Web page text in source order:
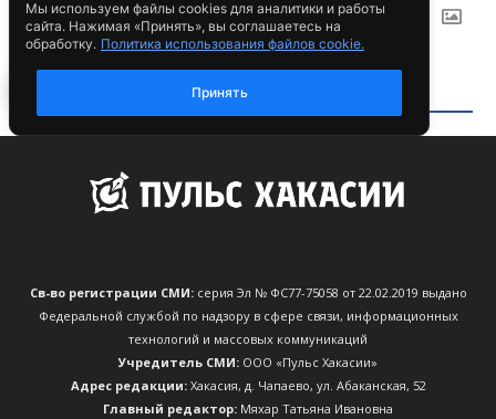
Св-во регистрации СМИ:серия Эл № ФС77-75058 от 22.02.2019 выдано
Федеральной службой по надзору в сфере связи, информационных
технологий и массовых коммуникаций
Учредитель СМИ: ООО «Пульс Хакасии»
Адрес редакции:Хакасия, д. Чапаево, ул. Абаканская, 52
Главный редактор: Мяхар Татьяна Ивановна